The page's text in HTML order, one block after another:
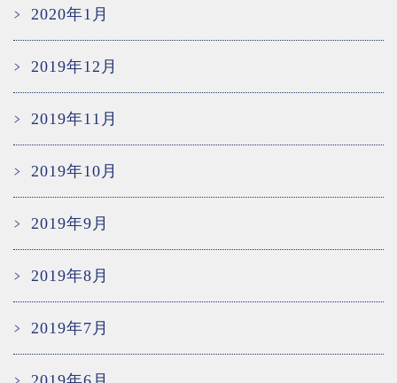
2020年1月
2019年12月
2019年11月
2019年10月
2019年9月
2019年8月
2019年7月